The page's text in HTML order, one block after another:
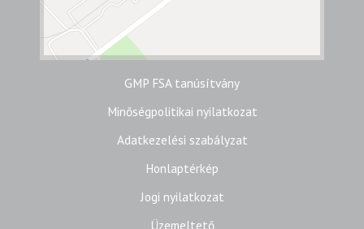
GMP FSA tanúsítvány
Minőségpolitikai nyilatkozat
Adatkezelési szabályzat
Honlaptérkép
Jogi nyilatkozat
Üzemeltető